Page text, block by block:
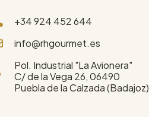
+34 924 452 644
info@rhgourmet.es
Pol. Industrial "La Avionera"
C/ de la Vega 26, 06490
Puebla de la Calzada (Badajoz)